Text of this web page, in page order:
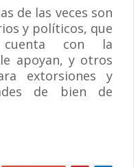
de las veces son
y políticos, que
con la
apoyan, y otros
extorsiones y
de bien de